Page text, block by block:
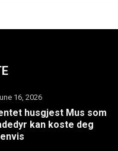
16, 2026
husgjest Mus som
kan koste deg